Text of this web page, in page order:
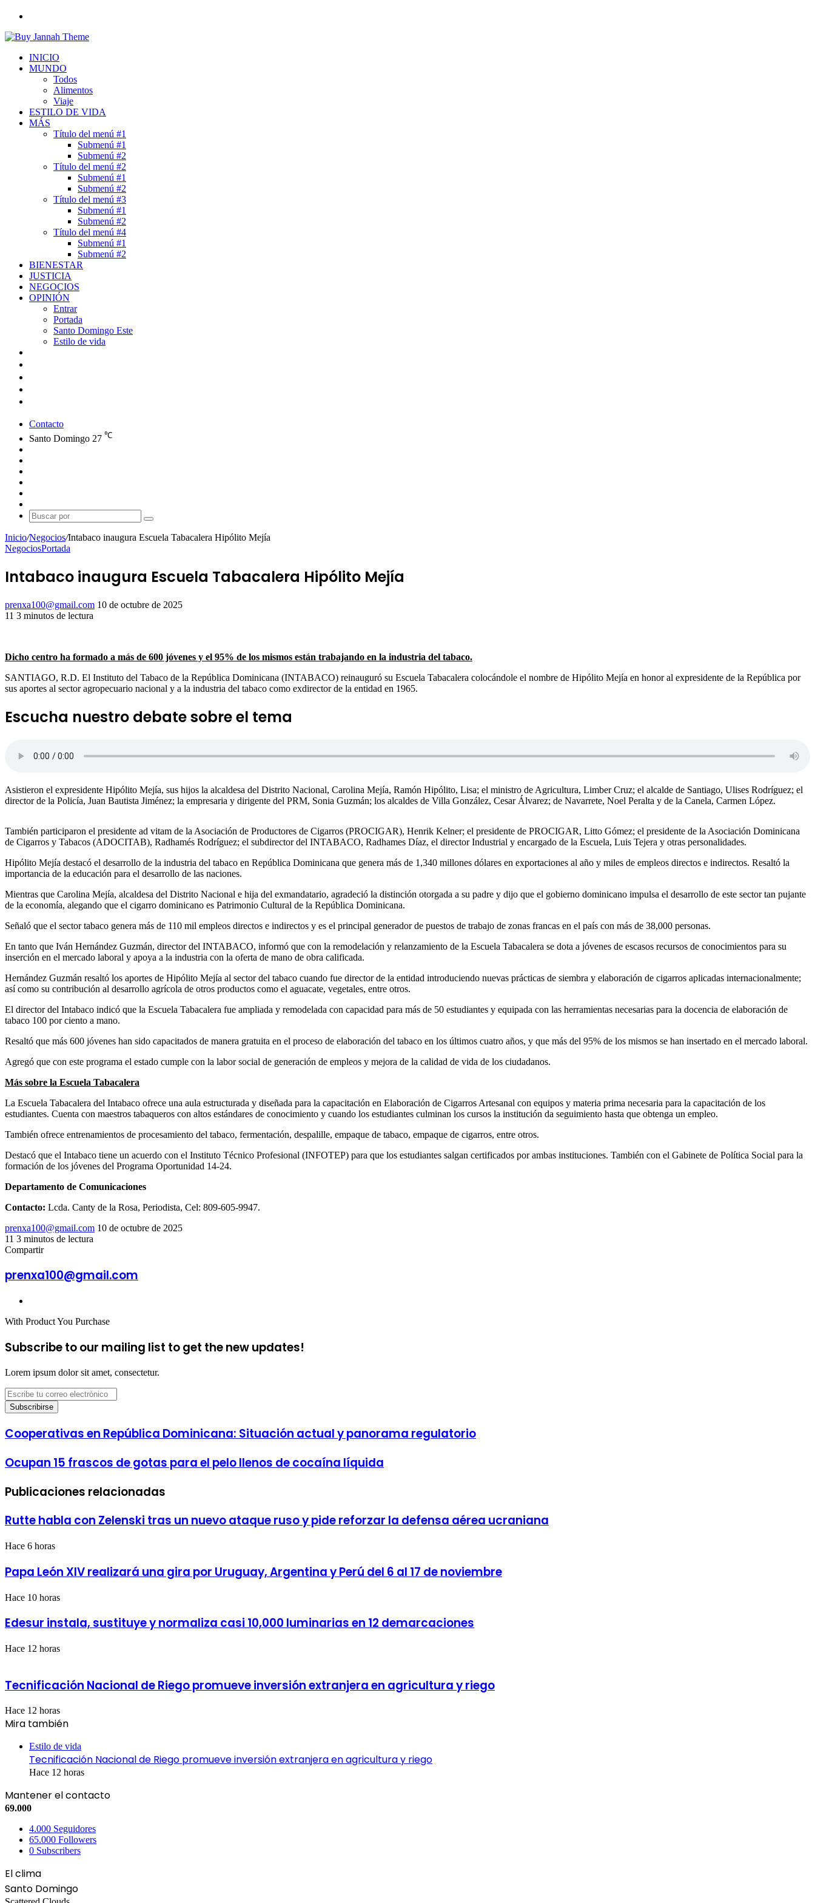
INICIO
MUNDO
Todos
Alimentos
Viaje
ESTILO DE VIDA
MÁS
Título del menú #1
Submenú #1
Submenú #2
Título del menú #2
Submenú #1
Submenú #2
Título del menú #3
Submenú #1
Submenú #2
Título del menú #4
Submenú #1
Submenú #2
BIENESTAR
JUSTICIA
NEGOCIOS
OPINIÓN
Entrar
Portada
Santo Domingo Este
Estilo de vida
Contacto
Santo Domingo 27 ℃
azar
skin
Buscar
Inicio/Negocios/Intabaco inaugura Escuela Tabacalera Hipólito Mejía
NegociosPortada
Intabaco inaugura Escuela Tabacalera Hipólito Mejía
prenxa100@gmail.com Send
10 de octubre de 2025
11 3 minutos de lectura
Dicho centro ha formado a más de 600 jóvenes y el 95% de los mismos están trabajando en la industria del tabaco.
SANTIAGO, R.D. El Instituto del Tabaco de la República Dominicana (INTABACO) reinauguró su Escuela Tabacalera colocándole el nombre de Hipólito Mejía en honor al expresidente de la República por
sus aportes al sector agropecuario nacional y a la industria del tabaco como exdirector de la entidad en 1965.
Escucha nuestro debate sobre el tema
Asistieron el expresidente Hipólito Mejía, sus hijos la alcaldesa del Distrito Nacional, Carolina Mejía, Ramón Hipólito, Lisa; el ministro de Agricultura, Limber Cruz; el alcalde de Santiago, Ulises Rodríguez; el
director de la Policía, Juan Bautista Jiménez; la empresaria y dirigente del PRM, Sonia Guzmán; los alcaldes de Villa González, Cesar Álvarez; de Navarrete, Noel Peralta y de la Canela, Carmen López.
También participaron el presidente ad vitam de la Asociación de Productores de Cigarros (PROCIGAR), Henrik Kelner; el presidente de PROCIGAR, Litto Gómez; el presidente de la Asociación Dominicana
de Cigarros y Tabacos (ADOCITAB), Radhamés Rodríguez; el subdirector del INTABACO, Radhames Díaz, el director Industrial y encargado de la Escuela, Luis Tejera y otras personalidades.
Hipólito Mejía destacó el desarrollo de la industria del tabaco en República Dominicana que genera más de 1,340 millones dólares en exportaciones al año y miles de empleos directos e indirectos. Resaltó la
importancia de la educación para el desarrollo de las naciones.
Mientras que Carolina Mejía, alcaldesa del Distrito Nacional e hija del exmandatario, agradeció la distinción otorgada a su padre y dijo que el gobierno dominicano impulsa el desarrollo de este sector tan pujante
de la economía, alegando que el cigarro dominicano es Patrimonio Cultural de la República Dominicana.
Señaló que el sector tabaco genera más de 110 mil empleos directos e indirectos y es el principal generador de puestos de trabajo de zonas francas en el país con más de 38,000 personas.
En tanto que Iván Hernández Guzmán, director del INTABACO, informó que con la remodelación y relanzamiento de la Escuela Tabacalera se dota a jóvenes de escasos recursos de conocimientos para su
inserción en el mercado laboral y apoya a la industria con la oferta de mano de obra calificada.
Hernández Guzmán resaltó los aportes de Hipólito Mejía al sector del tabaco cuando fue director de la entidad introduciendo nuevas prácticas de siembra y elaboración de cigarros aplicadas internacionalmente;
así como su contribución al desarrollo agrícola de otros productos como el aguacate, vegetales, entre otros.
El director del Intabaco indicó que la Escuela Tabacalera fue ampliada y remodelada con capacidad para más de 50 estudiantes y equipada con las herramientas necesarias para la docencia de elaboración de
tabaco 100 por ciento a mano.
Resaltó que más 600 jóvenes han sido capacitados de manera gratuita en el proceso de elaboración del tabaco en los últimos cuatro años, y que más del 95% de los mismos se han insertado en el mercado laboral.
Agregó que con este programa el estado cumple con la labor social de generación de empleos y mejora de la calidad de vida de los ciudadanos.
Más sobre la Escuela Tabacalera
La Escuela Tabacalera del Intabaco ofrece una aula estructurada y diseñada para la capacitación en Elaboración de Cigarros Artesanal con equipos y materia prima necesaria para la capacitación de los
estudiantes. Cuenta con maestros tabaqueros con altos estándares de conocimiento y cuando los estudiantes culminan los cursos la institución da seguimiento hasta que obtenga un empleo.
También ofrece entrenamientos de procesamiento del tabaco, fermentación, despalille, empaque de tabaco, empaque de cigarros, entre otros.
Destacó que el Intabaco tiene un acuerdo con el Instituto Técnico Profesional (INFOTEP) para que los estudiantes salgan certificados por ambas instituciones. También con el Gabinete de Política Social para la
formación de los jóvenes del Programa Oportunidad 14-24.
Departamento de Comunicaciones
Contacto: Lcda. Canty de la Rosa, Periodista, Cel: 809-605-9947.
prenxa100@gmail.com Send
10 de octubre de 2025
11 3 minutos de lectura
Facebook
X
LinkedIn
Tumblr
Pinterest
Reddit
VKontakte
Odnoklassniki
Pocket
Compartir
por
correo
prenxa100@gmail.com
With Product You Purchase
Subscribe to our mailing list to get the new updates!
Lorem ipsum dolor sit amet, consectetur.
Escribe
tu
correo
Cooperativas
en
Dominicana:
Situación
y
regulatorio
Cooperativas en República Dominicana: Situación actual y panorama regulatorio
Ocupan
15
de
el
llenos
cocaína
líquida
Ocupan 15 frascos de gotas para el pelo llenos de cocaína líquida
Publicaciones relacionadas
Rutte habla con Zelenski tras un nuevo ataque ruso y pide reforzar la defensa aérea ucraniana
Hace 6 horas
Papa León XIV realizará una gira por Uruguay, Argentina y Perú del 6 al 17 de noviembre
Hace 10 horas
Edesur instala, sustituye y normaliza casi 10,000 luminarias en 12 demarcaciones
Hace 12 horas
Tecnificación Nacional de Riego promueve inversión extranjera en agricultura y riego
Hace 12 horas
Mira también
Estilo de vida
Tecnificación Nacional de Riego promueve inversión extranjera en agricultura y riego
Hace 12 horas
Mantener el contacto
69.000
4.000 Seguidores
65.000 Followers
0 Subscribers
El clima
Santo Domingo